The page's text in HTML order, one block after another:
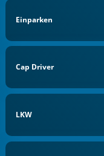
Einparken
Cap Driver
LKW